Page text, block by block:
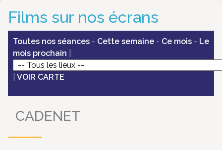
Films sur nos écrans
Toutes nos séances - Cette semaine - Ce mois - Le
mois prochain
VOIR CARTE
CADENET